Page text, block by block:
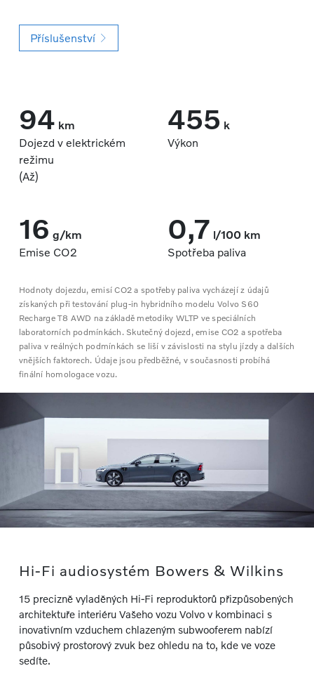
Příslušenství
94 km
Dojezd v elektrickém
režimu
(Až)
455 k
Výkon
16 g/km
Emise CO2
0,7 l/100 km
Spotřeba paliva
Hodnoty dojezdu, emisí CO2 a spotřeby paliva vycházejí z údajů
získaných při testování plug-in hybridního modelu Volvo S60
Recharge T8 AWD na základě metodiky WLTP ve speciálních
laboratorních podmínkách. Skutečný dojezd, emise CO2 a spotřeba
paliva v reálných podmínkách se liší v závislosti na stylu jízdy a dalších
vnějších faktorech. Údaje jsou předběžné, v současnosti probíhá
finální homologace vozu.
Hi-Fi audiosystém Bowers & Wilkins
15 precizně vyladěných Hi-Fi reproduktorů přizpůsobených
architektuře interiéru Vašeho vozu Volvo v kombinaci s
inovativním vzduchem chlazeným subwooferem nabízí
působivý prostorový zvuk bez ohledu na to, kde ve voze
sedíte.